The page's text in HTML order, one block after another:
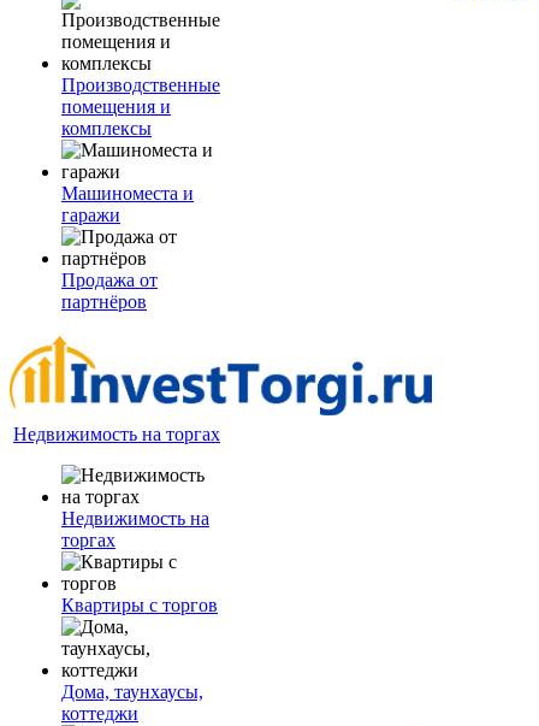
Производственные
помещения и
комплексы
Машиноместа и
гаражи
Продажа от
партнёров
Недвижимость на торгах
Недвижимость на
торгах
Квартиры с торгов
Дома, таунхаусы,
коттеджи